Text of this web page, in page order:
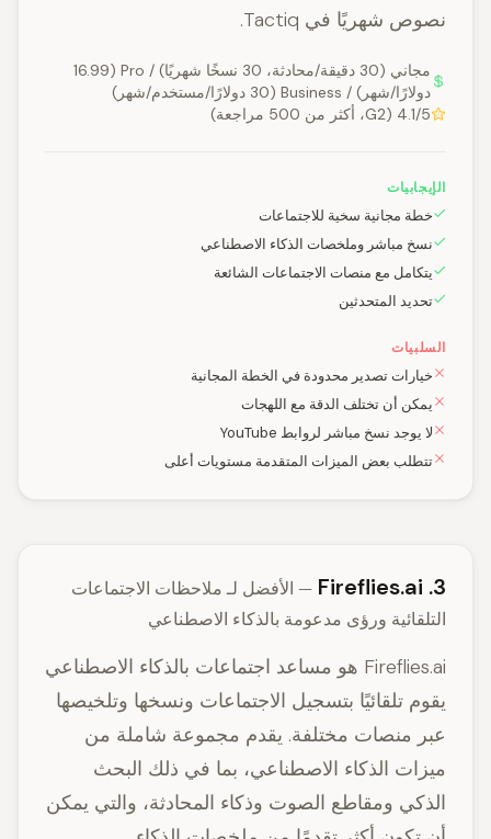
نصوص شهريًا في Tactiq.
مجاني (30 دقيقة/محادثة، 30 نسخًا شهريًا) / Pro (16.99
دولارًا/شهر) / Business (30 دولارًا/مستخدم/شهر)
4.1/5 (G2، أكثر من 500 مراجعة)
الإيجابيات
خطة مجانية سخية للاجتماعات
نسخ مباشر وملخصات الذكاء الاصطناعي
يتكامل مع منصات الاجتماعات الشائعة
تحديد المتحدثين
السلبيات
خيارات تصدير محدودة في الخطة المجانية
يمكن أن تختلف الدقة مع اللهجات
لا يوجد نسخ مباشر لروابط YouTube
تتطلب بعض الميزات المتقدمة مستويات أعلى
3. Fireflies.ai
— الأفضل لـ ملاحظات الاجتماعات
التلقائية ورؤى مدعومة بالذكاء الاصطناعي
Fireflies.ai هو مساعد اجتماعات بالذكاء الاصطناعي
يقوم تلقائيًا بتسجيل الاجتماعات ونسخها وتلخيصها
عبر منصات مختلفة. يقدم مجموعة شاملة من
ميزات الذكاء الاصطناعي، بما في ذلك البحث
الذكي ومقاطع الصوت وذكاء المحادثة، والتي يمكن